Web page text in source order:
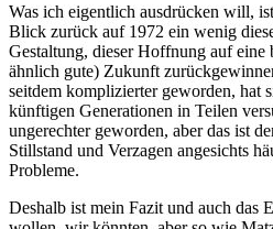
Was ich eigentlich ausdrücken will,
Blick zurück auf 1972 ein wenig
Gestaltung, dieser Hoffnung auf eine
ähnlich gute) Zukunft
seitdem komplizierter geworden, hat
künftigen Generationen in Teilen
ungerechter geworden, aber das ist
Stillstand und Verzagen angesichts
Probleme.
Deshalb ist mein Fazit und auch das